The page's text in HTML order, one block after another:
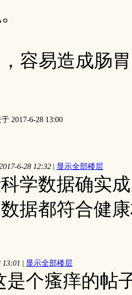
容易造成肠
2017-6-28 13:00
6-28 12:32 | 显示全部楼层
学数据确实
据都符合健
| 显示全部楼层
是个瘙痒的帖